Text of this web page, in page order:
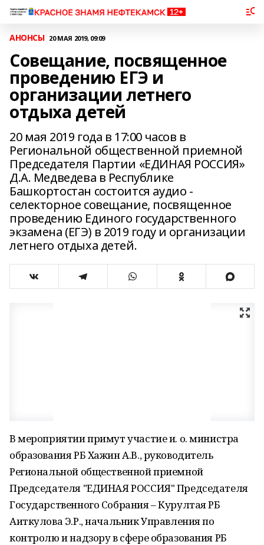
АНОНСЫ 20 МАЯ 2019, 09:09
Совещание, посвященное
проведению ЕГЭ и
организации летнего
отдыха детей
20 мая 2019 года в 17:00 часов в
Региональной общественной приемной
Председателя Партии «ЕДИНАЯ РОССИЯ»
Д.А. Медведева в Республике
Башкортостан состоится аудио -
селекторное совещание, посвященное
проведению Единого государственного
экзамена (ЕГЭ) в 2019 году и организации
летнего отдыха детей.
В мероприятии примут участие и. о. министра
образования РБ Хажин А.В., руководитель
Региональной общественной приемной
Председателя "ЕДИНАЯ РОССИЯ" Председателя
Государственного Собрания – Курултая РБ
Аиткулова Э.Р., начальник Управления по
контролю и надзору в сфере образования РБ